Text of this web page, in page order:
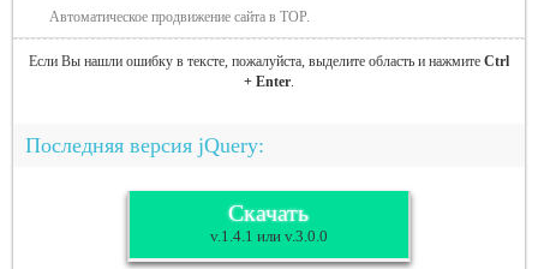
Автоматическое продвижение сайта в TOP.
Если Вы нашли ошибку в тексте, пожалуйста, выделите область и нажмите Ctrl
+ Enter.
Последняя версия jQuery:
Скачать
v.1.4.1 или v.3.0.0